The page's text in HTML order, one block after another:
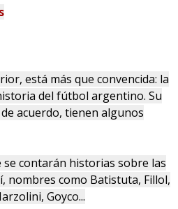
está más que convencida: la
del fútbol argentino. Su
acuerdo, tienen algunos
contarán historias sobre las
nombres como Batistuta, Fillol,
Goyco...